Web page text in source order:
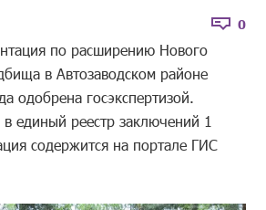
0
по расширению Нового
в Автозаводском районе
одобрена госэкспертизой.
единый реестр заключений 1
содержится на портале ГИС